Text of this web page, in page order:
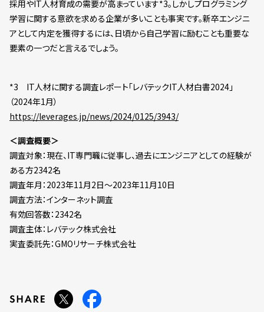
採用やIT人材育成の需要が高まっています*3。しかしプログラミング
学習に関する意欲を求める企業が多いことも事実です。新卒エンジニ
アとして内定を獲得するには、日頃から自己学習に励むことも重要な
要素の一つだと言えるでしょう。
*3 IT人材に関する調査レポート「レバテックIT人材白書2024」
（2024年1月）
https://leverages.jp/news/2024/0125/3943/
＜調査概要＞
調査対象：現在、IT専門職に従事し、過去にエンジニアとしての経験が
ある方2342名
調査年月：2023年11月2日～2023年11月10日
調査方法：インターネット調査
有効回答数：2342名
調査主体：レバテック株式会社
実査委託先：GMOリサーチ株式会社